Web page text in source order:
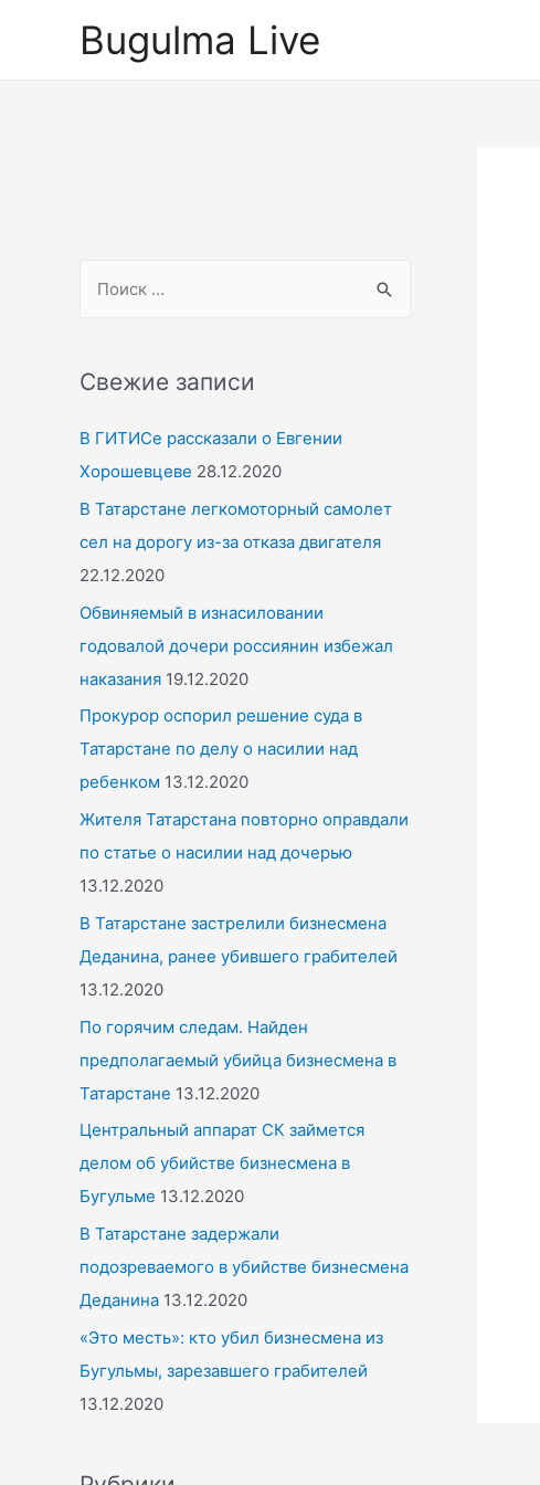
Bugulma Live
r
h
f
o
r
:
Свежие записи
В ГИТИСе рассказали о Евгении
Хорошевцеве 28.12.2020
В Татарстане легкомоторный самолет
сел на дорогу из-за отказа двигателя
22.12.2020
Обвиняемый в изнасиловании
годовалой дочери россиянин избежал
наказания 19.12.2020
Прокурор оспорил решение суда в
Татарстане по делу о насилии над
ребенком 13.12.2020
Жителя Татарстана повторно оправдали
по статье о насилии над дочерью
13.12.2020
В Татарстане застрелили бизнесмена
Деданина, ранее убившего грабителей
13.12.2020
По горячим следам. Найден
предполагаемый убийца бизнесмена в
Татарстане 13.12.2020
Центральный аппарат СК займется
делом об убийстве бизнесмена в
Бугульме 13.12.2020
В Татарстане задержали
подозреваемого в убийстве бизнесмена
Деданина 13.12.2020
«Это месть»: кто убил бизнесмена из
Бугульмы, зарезавшего грабителей
13.12.2020